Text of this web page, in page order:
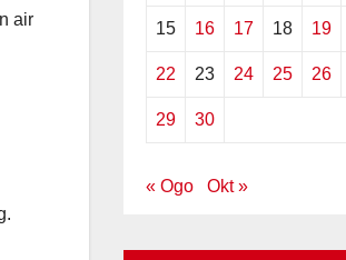
air
15 16 17 18 19
22 23 24 25 26
29 30
« Ogo Okt »